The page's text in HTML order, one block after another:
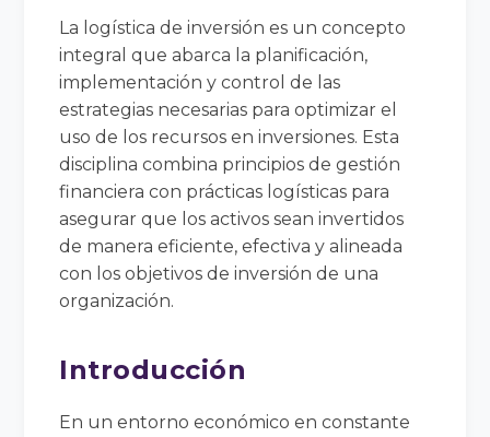
La logística de inversión es un concepto
integral que abarca la planificación,
implementación y control de las
estrategias necesarias para optimizar el
uso de los recursos en inversiones. Esta
disciplina combina principios de gestión
financiera con prácticas logísticas para
asegurar que los activos sean invertidos
de manera eficiente, efectiva y alineada
con los objetivos de inversión de una
organización.
Introducción
En un entorno económico en constante